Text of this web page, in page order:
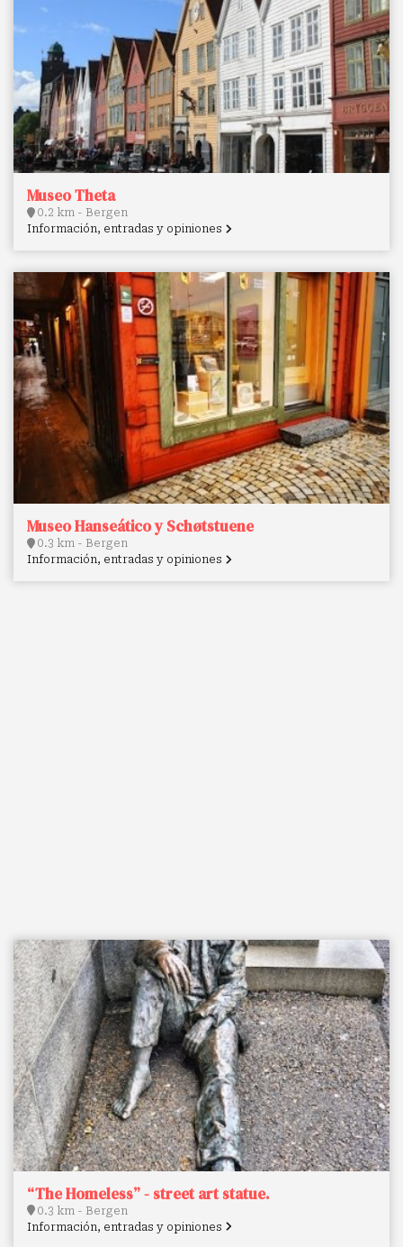
Museo Theta
0.2 km - Bergen
Información, entradas y opiniones
Museo Hanseático y Schøtstuene
0.3 km - Bergen
Información, entradas y opiniones
“The Homeless” - street art statue.
0.3 km - Bergen
Información, entradas y opiniones